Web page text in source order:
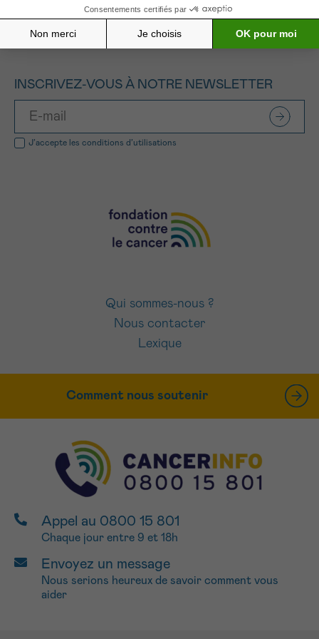
INSCRIVEZ-VOUS À NOTRE NEWSLETTER
J’accepte les conditions d’utilisations
Qui sommes-nous ?
Nous contacter
Lexique
Comment nous soutenir
Appel au 0800 15 801
Chaque jour entre 9 et 18h
Envoyez un message
Nous serions heureux de savoir comment vous
aider